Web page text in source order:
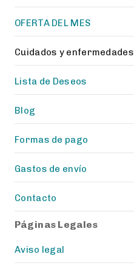
OFERTA DEL MES
Cuidados y enfermedades
Lista de Deseos
Blog
Formas de pago
Gastos de envío
Contacto
Páginas Legales
Aviso legal